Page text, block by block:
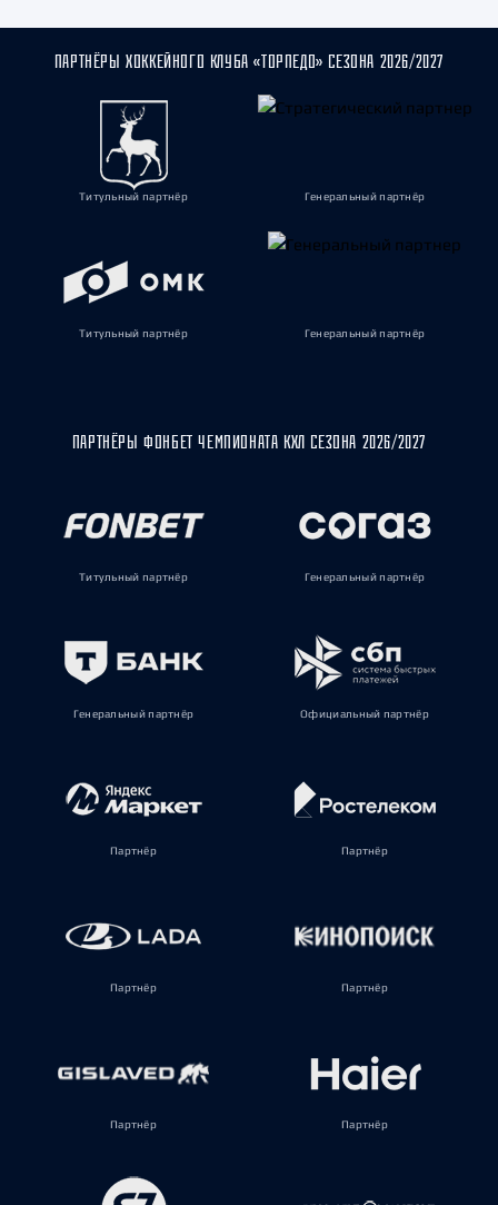
ПАРТНЁРЫ ХОККЕЙНОГО КЛУБА «ТОРПЕДО» СЕЗОНА 2026/2027
Титульный партнёр Генеральный партнёр
Титульный партнёр Генеральный партнёр
ПАРТНЁРЫ ФОНБЕТ ЧЕМПИОНАТА КХЛ СЕЗОНА 2026/2027
Титульный партнёр Генеральный партнёр
Генеральный партнёр Официальный партнёр
Партнёр Партнёр
Партнёр Партнёр
Партнёр Партнёр